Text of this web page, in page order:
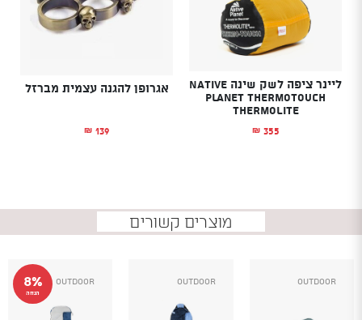
ליינר ציפה לשק שינה Native
Planet ThermoTouch
Thermolite
₪ 355
אגרופן להגנה עצמית מברזל
₪ 139
מוצרים קשורים
Outdoor
Outdoor
8%
הנחה
Outdoor